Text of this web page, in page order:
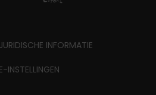
JURIDISCHE INFORMATIE
INSTELLINGEN